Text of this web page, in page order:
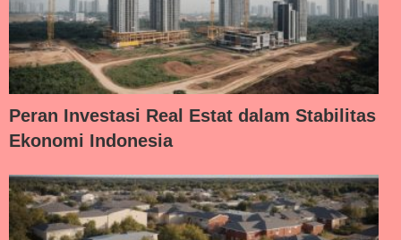
Peran Investasi Real Estat dalam Stabilitas
Ekonomi Indonesia